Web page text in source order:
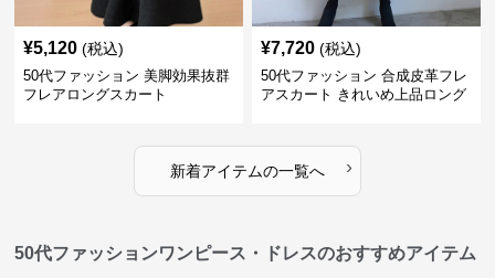
¥5,120 (税込)
50代ファッション 美脚効果抜群
フレアロングスカート
¥7,720 (税込)
50代ファッション 合成皮革フレ
アスカート きれいめ上品ロング
新着アイテムの一覧へ ›
50代ファッションワンピース・ドレスのおすすめアイテム